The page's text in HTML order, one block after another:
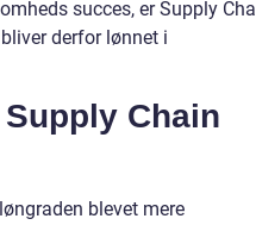
succes, er Supply
derfor lønnet i
Chain
blevet mere